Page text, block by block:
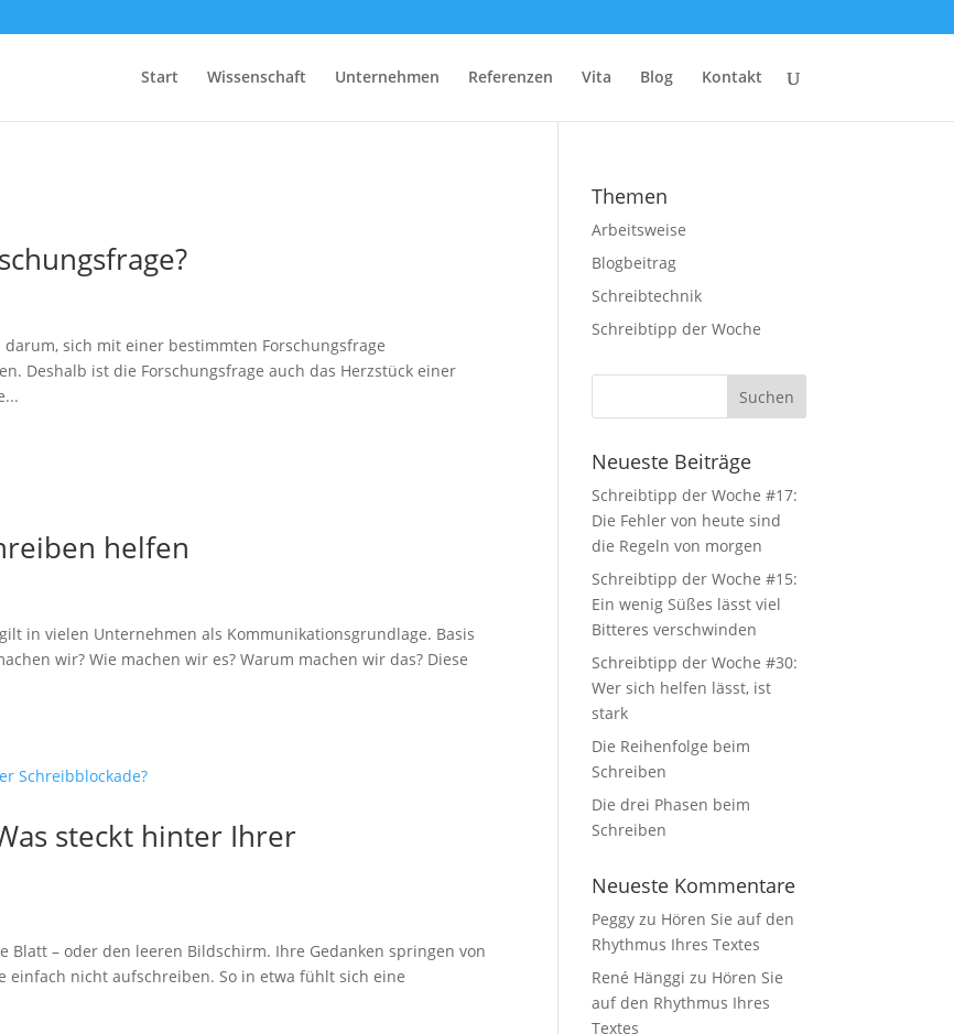
Start Wissenschaft Unternehmen Referenzen Vita Blog Kontakt
sich mit einer bestimmten Forschungsfrage
Deshalb ist die Forschungsfrage auch das Herzstück einer
helfen
in vielen Unternehmen als Kommunikationsgrundlage. Basis
wir? Wie machen wir es? Warum machen wir das? Diese
steckt hinter Ihrer
Blatt – oder den leeren Bildschirm. Ihre Gedanken springen von
nicht aufschreiben. So in etwa fühlt sich eine
Themen
Arbeitsweise
Blogbeitrag
Schreibtechnik
Schreibtipp der Woche
Neueste Beiträge
Schreibtipp der Woche #17:
Die Fehler von heute sind
die Regeln von morgen
Schreibtipp der Woche #15:
Ein wenig Süßes lässt viel
Bitteres verschwinden
Schreibtipp der Woche #30:
Wer sich helfen lässt, ist
stark
Die Reihenfolge beim
Schreiben
Die drei Phasen beim
Schreiben
Neueste Kommentare
Peggy zu Hören Sie auf den
Rhythmus Ihres Textes
René Hänggi zu Hören Sie
auf den Rhythmus Ihres
Textes